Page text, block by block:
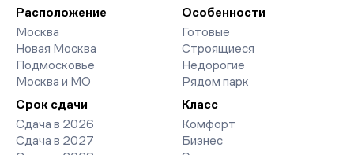
Расположение
Москва
Новая Москва
Подмосковье
Москва и МО
Особенности
Готовые
Строящиеся
Недорогие
Рядом парк
Срок сдачи
Сдача в 2026
Сдача в 2027
Класс
Комфорт
Бизнес